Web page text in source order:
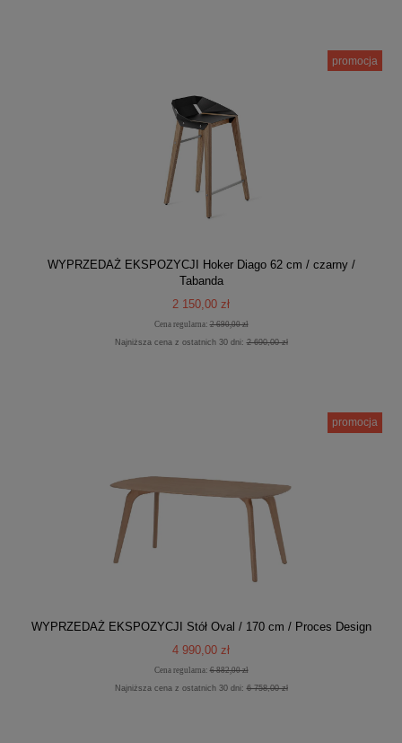
WYPRZEDAŻ EKSPOZYCJI Hoker Diago 62 cm / czarny /
Tabanda
2 150,00 zł
Cena regularna:2 690,00 zł
Najniższa cena z ostatnich 30 dni:2 690,00 zł
promocja
WYPRZEDAŻ EKSPOZYCJI Stół Oval / 170 cm / Proces Design
4 990,00 zł
Cena regularna:6 882,00 zł
Najniższa cena z ostatnich 30 dni:6 758,00 zł
promocja